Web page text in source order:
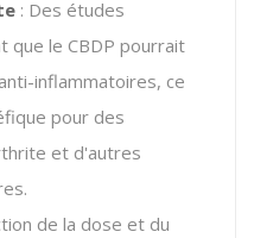
: Des études
que le CBDP pourrait
inflammatoires, ce
pour des
et d'autres
de la dose et du